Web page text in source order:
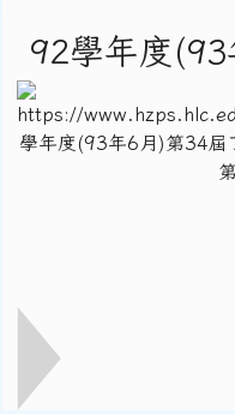
92學年度